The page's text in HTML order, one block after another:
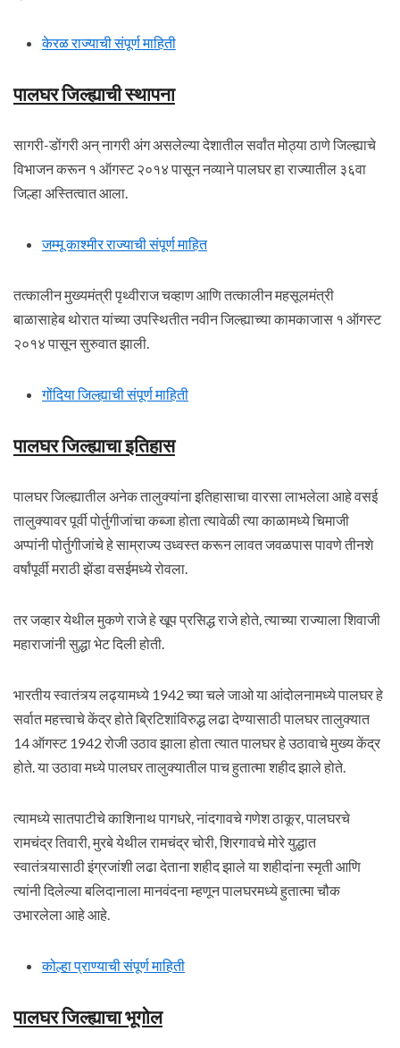
केरळ राज्याची संपूर्ण माहिती
पालघर जिल्ह्याची स्थापना
सागरी-डोंगरी अन् नागरी अंग असलेल्या देशातील सर्वांत मोठ्या ठाणे जिल्ह्याचे
विभाजन करून १ ऑगस्ट २०१४ पासून नव्याने पालघर हा राज्यातील ३६वा
जिल्हा अस्तित्वात आला.
जम्मू काश्मीर राज्याची संपूर्ण माहित
तत्कालीन मुख्यमंत्री पृथ्वीराज चव्हाण आणि तत्कालीन महसूलमंत्री
बाळासाहेब थोरात यांच्या उपस्थितीत नवीन जिल्ह्याच्या कामकाजास १ ऑगस्ट
२०१४ पासून सुरुवात झाली.
गोंदिया जिल्ह्याची संपूर्ण माहिती
पालघर जिल्ह्याचा इतिहास
पालघर जिल्ह्यातील अनेक तालुक्यांना इतिहासाचा वारसा लाभलेला आहे वसई
तालुक्यावर पूर्वी पोर्तुगीजांचा कब्जा होता त्यावेळी त्या काळामध्ये चिमाजी
अप्पांनी पोर्तुगीजांचे हे साम्राज्य उध्वस्त करून लावत जवळपास पावणे तीनशे
वर्षांपूर्वी मराठी झेंडा वसईमध्ये रोवला.
तर जव्हार येथील मुकणे राजे हे खूप प्रसिद्ध राजे होते, त्याच्या राज्याला शिवाजी
महाराजांनी सुद्धा भेट दिली होती.
भारतीय स्वातंत्र्य लढ्यामध्ये 1942 च्या चले जाओ या आंदोलनामध्ये पालघर हे
सर्वात महत्त्वाचे केंद्र होते ब्रिटिशांविरुद्ध लढा देण्यासाठी पालघर तालुक्यात
14 ऑगस्ट 1942 रोजी उठाव झाला होता त्यात पालघर हे उठावाचे मुख्य केंद्र
होते. या उठावा मध्ये पालघर तालुक्यातील पाच हुतात्मा शहीद झाले होते.
त्यामध्ये सातपाटीचे काशिनाथ पागधरे, नांदगावचे गणेश ठाकूर, पालघरचे
रामचंद्र तिवारी, मुरबे येथील रामचंद्र चोरी, शिरगावचे मोरे युद्धात
स्वातंत्र्यासाठी इंग्रजांशी लढा देताना शहीद झाले या शहीदांना स्मृती आणि
त्यांनी दिलेल्या बलिदानाला मानवंदना म्हणून पालघरमध्ये हुतात्मा चौक
उभारलेला आहे आहे.
कोल्हा प्राण्याची संपूर्ण माहिती
पालघर जिल्ह्याचा भूगोल